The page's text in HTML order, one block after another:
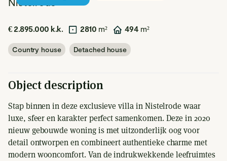
€ 2.895.000 k.k. 2810 m² 494m²
Country house Detached house
Object description
Stap binnen in deze exclusieve villa in Nistelrode waar
luxe, sfeer en karakter perfect samenkomen. Deze in 2020
nieuw gebouwde woning is met uitzonderlijk oog voor
detail ontworpen en combineert authentieke charme met
modern wooncomfort. Van de indrukwekkende leefruimtes